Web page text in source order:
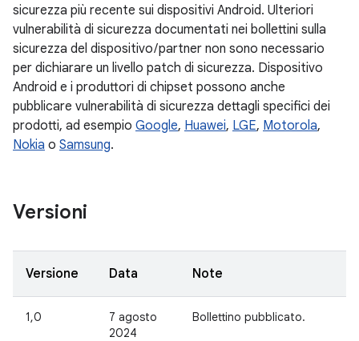
sicurezza più recente sui dispositivi Android. Ulteriori
vulnerabilità di sicurezza documentati nei bollettini sulla
sicurezza del dispositivo / partner non sono necessario
per dichiarare un livello patch di sicurezza. Dispositivo
Android e i produttori di chipset possono anche
pubblicare vulnerabilità di sicurezza dettagli specifici dei
prodotti, ad esempio Google, Huawei, LGE, Motorola,
Nokia o Samsung.
Versioni
Versione Data Note
1,0
7 agosto
2024
Bollettino pubblicato.